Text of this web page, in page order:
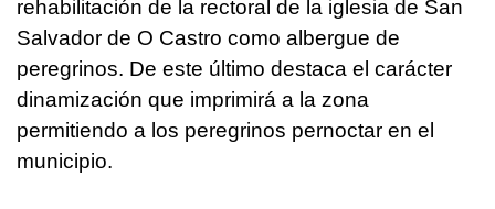
rehabilitación de la rectoral de la iglesia de San
Salvador de O Castro como albergue de
peregrinos. De este último destaca el carácter
dinamización que imprimirá a la zona
permitiendo a los peregrinos pernoctar en el
municipio.